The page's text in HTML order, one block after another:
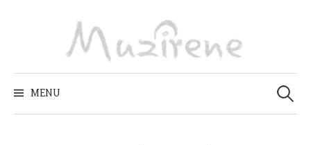
MENU
Zoeken
naar: